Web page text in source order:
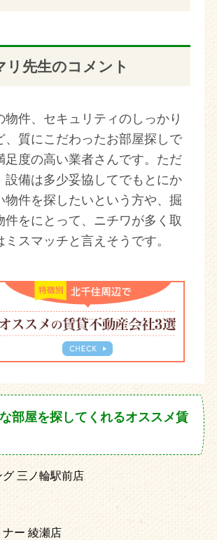
リ先生のコメント
物件、セキュリティのしっかり
、質にこだわったお部屋探しで
足度の高い業者さんです。ただ
設備は多少妥協してでもとにか
物件を探したいという方や、掘
件をにとって、ニチワが多く取
ミスマッチと言えそうです。
部屋を探してくれるオススメ賃
三ノ輪駅前店
ー 綾瀬店